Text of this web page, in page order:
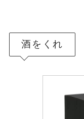
酒をくれ